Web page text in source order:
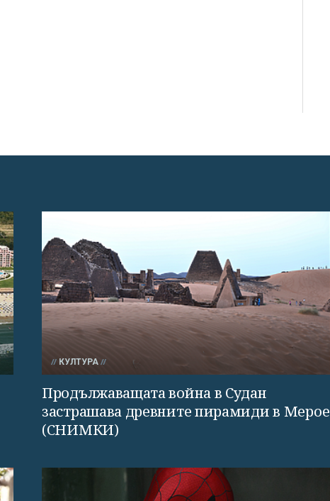
КУЛТУРА
Продължаващата война в Судан
застрашава древните пирамиди в Мерое
(СНИМКИ)